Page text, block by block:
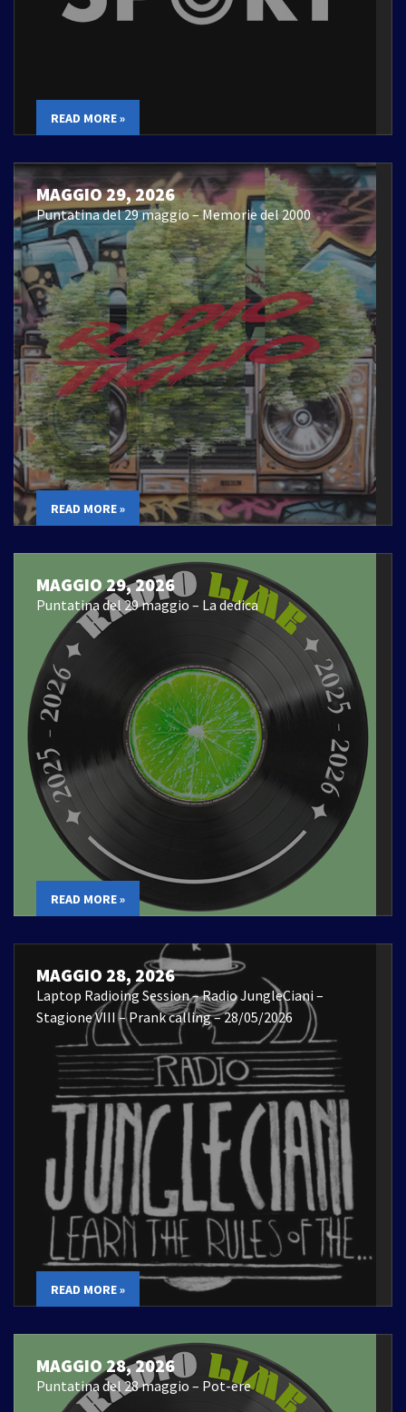
READ MORE »
MAGGIO 29, 2026
Puntatina del 29 maggio – Memorie del 2000
READ MORE »
MAGGIO 29, 2026
Puntatina del 29 maggio – La dedica
READ MORE »
MAGGIO 28, 2026
Laptop Radioing Session – Radio JungleCiani –
Stagione VIII – Prank calling – 28/05/2026
READ MORE »
MAGGIO 28, 2026
Puntatina del 28 maggio – Pot-ere